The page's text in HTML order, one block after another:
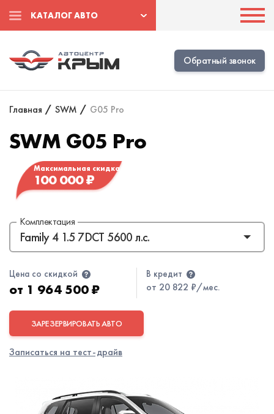
КАТАЛОГ АВТО
Обратный звонок
Главная / SWM / G05 Pro
SWM G05 Pro
Максимальная скидка
100 000 ₽
Комплектация
Цена со скидкой
от 1 964 500 ₽
В кредит
от 20 822 ₽/мес.
ЗАРЕЗЕРВИРОВАТЬ АВТО
Записаться на тест-драйв